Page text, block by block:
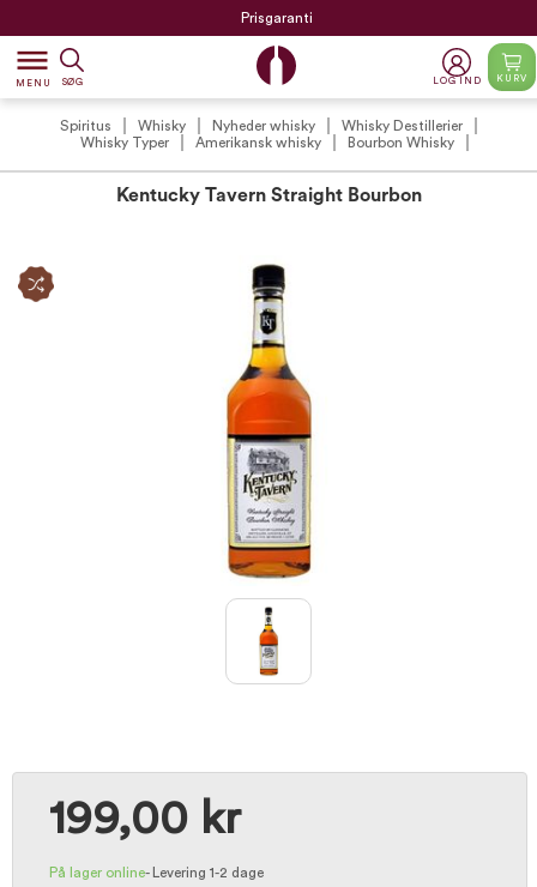
Prisgaranti
dehaze
MENU SØG LOG IND KURV
Spiritus Whisky Nyheder whisky
Whisky Destillerier
Whisky Typer
Amerikansk whisky Bourbon Whisky
Kentucky Tavern Straight Bourbon
199,00 kr
På lager online-
Levering 1-2 dage